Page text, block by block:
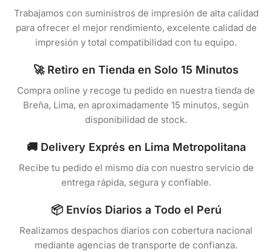
Trabajamos con suministros de impresión de alta calidad
para ofrecer el mejor rendimiento, excelente calidad de
impresión y total compatibilidad con tu equipo.
🚀 Retiro en Tienda en Solo 15 Minutos
Compra online y recoge tu pedido en nuestra tienda de
Breña, Lima, en aproximadamente 15 minutos, según
disponibilidad de stock.
🚚 Delivery Exprés en Lima Metropolitana
Recibe tu pedido el mismo día con nuestro servicio de
entrega rápida, segura y confiable.
📦 Envíos Diarios a Todo el Perú
Realizamos despachos diarios con cobertura nacional
mediante agencias de transporte de confianza.